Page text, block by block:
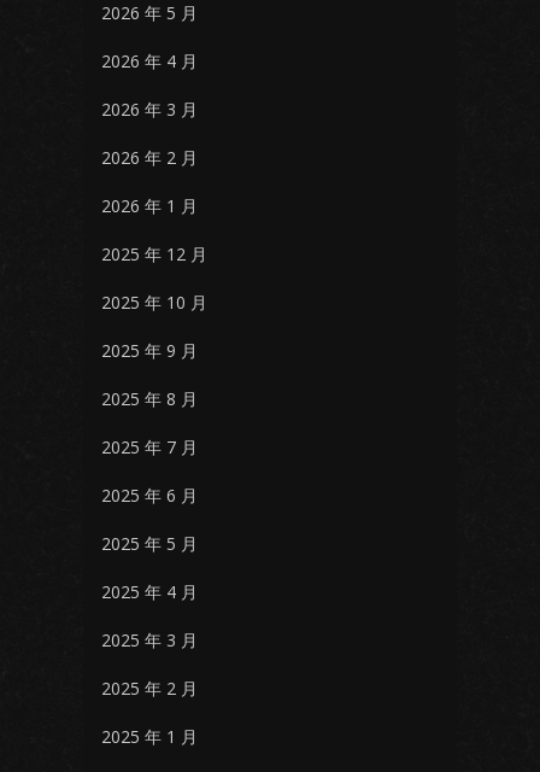
2026 年 5 月
2026 年 4 月
2026 年 3 月
2026 年 2 月
2026 年 1 月
2025 年 12 月
2025 年 10 月
2025 年 9 月
2025 年 8 月
2025 年 7 月
2025 年 6 月
2025 年 5 月
2025 年 4 月
2025 年 3 月
2025 年 2 月
2025 年 1 月